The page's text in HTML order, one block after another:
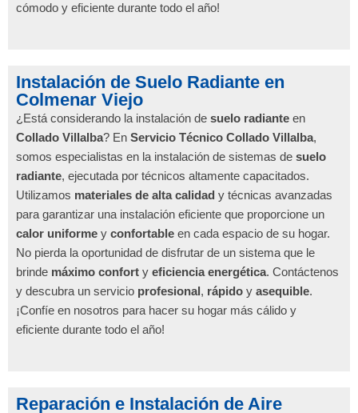
cómodo y eficiente durante todo el año!
Instalación de Suelo Radiante en
Colmenar Viejo
¿Está considerando la instalación de suelo radiante en
Collado Villalba? En Servicio Técnico Collado Villalba,
somos especialistas en la instalación de sistemas de suelo
radiante, ejecutada por técnicos altamente capacitados.
Utilizamos materiales de alta calidad y técnicas avanzadas
para garantizar una instalación eficiente que proporcione un
calor uniforme y confortable en cada espacio de su hogar.
No pierda la oportunidad de disfrutar de un sistema que le
brinde máximo confort y eficiencia energética. Contáctenos
y descubra un servicio profesional, rápido y asequible.
¡Confíe en nosotros para hacer su hogar más cálido y
eficiente durante todo el año!
Reparación e Instalación de Aire